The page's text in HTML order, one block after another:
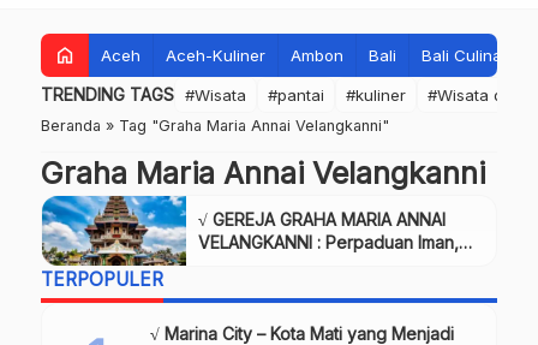
home Aceh Aceh-Kuliner Ambon Bali Bali Culinary
TRENDING TAGS #Wisata #pantai #kuliner #Wisata dan
Beranda » Tag "Graha Maria Annai Velangkanni"
Graha Maria Annai Velangkanni
√ GEREJA GRAHA MARIA ANNAI
VELANGKANNI : Perpaduan Iman,
TERPOPULER
√ Marina City – Kota Mati yang Menjadi